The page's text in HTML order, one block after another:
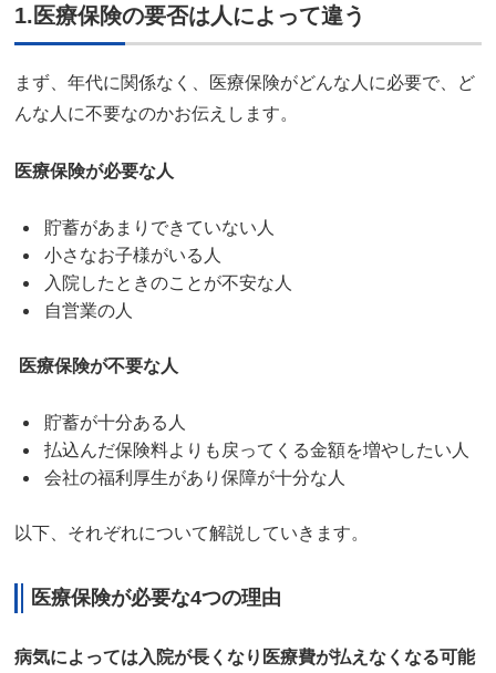
1.医療保険の要否は人によって違う
まず、年代に関係なく、医療保険がどんな人に必要で、ど
んな人に不要なのかお伝えします。
医療保険が必要な人
貯蓄があまりできていない人
小さなお子様がいる人
入院したときのことが不安な人
自営業の人
医療保険が不要な人
貯蓄が十分ある人
払込んだ保険料よりも戻ってくる金額を増やしたい人
会社の福利厚生があり保障が十分な人
以下、それぞれについて解説していきます。
医療保険が必要な4つの理由
病気によっては入院が長くなり医療費が払えなくなる可能